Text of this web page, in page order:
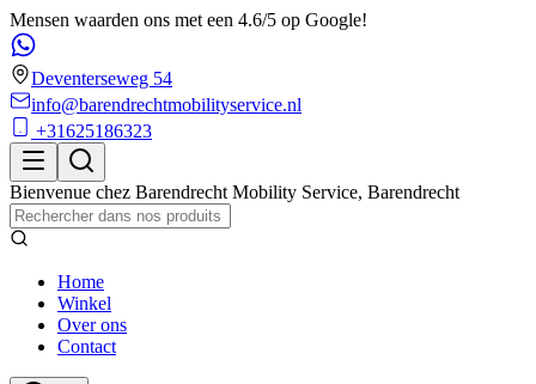
Mensen waarden ons met een 4.6/5 op Google!
Deventerseweg 54
info@barendrechtmobilityservice.nl
+31625186323
Bienvenue chez Barendrecht Mobility Service, Barendrecht
Home
Winkel
Over ons
Contact